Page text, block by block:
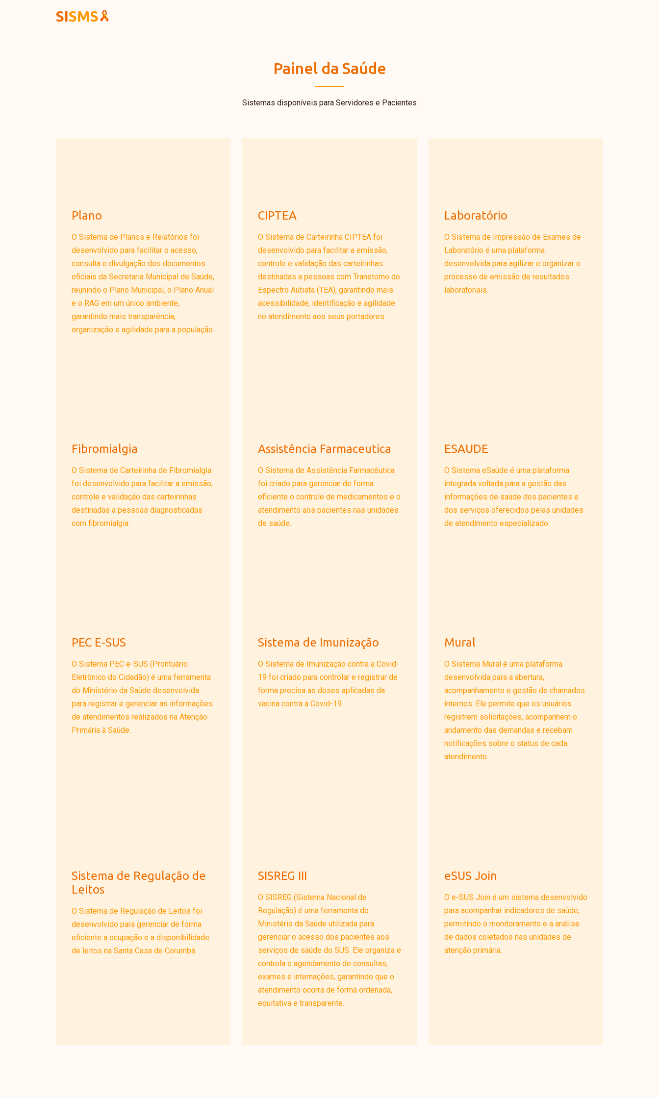
SISMS
Painel da Saúde
Sistemas disponíveis para Servidores e Pacientes
Plano
O Sistema de Planos e Relatórios foi
desenvolvido para facilitar o acesso,
consulta e divulgação dos documentos
oficiais da Secretaria Municipal de Saúde,
reunindo o Plano Municipal, o Plano Anual
e o RAG em um único ambiente,
garantindo mais transparência,
organização e agilidade para a população.
CIPTEA
O Sistema de Carteirinha CIPTEA foi
desenvolvido para facilitar a emissão,
controle e validação das carteirinhas
destinadas a pessoas com Transtorno do
Espectro Autista (TEA), garantindo mais
acessibilidade, identificação e agilidade
no atendimento aos seus portadores.
Laboratório
O Sistema de Impressão de Exames de
Laboratório é uma plataforma
desenvolvida para agilizar e organizar o
processo de emissão de resultados
laboratoriais.
Fibromialgia
O Sistema de Carteirinha de Fibromialgia
foi desenvolvido para facilitar a emissão,
controle e validação das carteirinhas
destinadas a pessoas diagnosticadas
com fibromialgia.
Assistência Farmaceutica
O Sistema de Assistência Farmacêutica
foi criado para gerenciar de forma
eficiente o controle de medicamentos e o
atendimento aos pacientes nas unidades
de saúde.
ESAUDE
O Sistema eSaúde é uma plataforma
integrada voltada para a gestão das
informações de saúde dos pacientes e
dos serviços oferecidos pelas unidades
de atendimento especializado.
PEC E-SUS
O Sistema PEC e-SUS (Prontuário
Eletrônico do Cidadão) é uma ferramenta
do Ministério da Saúde desenvolvida
para registrar e gerenciar as informações
de atendimentos realizados na Atenção
Primária à Saúde.
Sistema de Imunização
O Sistema de Imunização contra a Covid-
19 foi criado para controlar e registrar de
forma precisa as doses aplicadas da
vacina contra a Covid-19.
Mural
O Sistema Mural é uma plataforma
desenvolvida para a abertura,
acompanhamento e gestão de chamados
internos. Ele permite que os usuários
registrem solicitações, acompanhem o
andamento das demandas e recebam
notificações sobre o status de cada
atendimento.
Sistema de Regulação de
Leitos
O Sistema de Regulação de Leitos foi
desenvolvido para gerenciar de forma
eficiente a ocupação e a disponibilidade
de leitos na Santa Casa de Corumbá.
SISREG III
O SISREG (Sistema Nacional de
Regulação) é uma ferramenta do
Ministério da Saúde utilizada para
gerenciar o acesso dos pacientes aos
serviços de saúde do SUS. Ele organiza e
controla o agendamento de consultas,
exames e internações, garantindo que o
atendimento ocorra de forma ordenada,
equitativa e transparente.
eSUS Join
O e-SUS Join é um sistema desenvolvido
para acompanhar indicadores de saúde,
permitindo o monitoramento e a análise
de dados coletados nas unidades de
atenção primária.